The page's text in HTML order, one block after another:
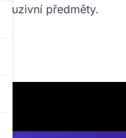
předměty.